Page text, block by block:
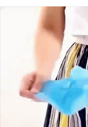
https://aftee.tw/terms/#terms3
３．未成年的使用者請事
「AFTEE先享後付」，若
４．使用「AFTEE先享後
時審查核予不同之上限額度
請求用戶進行身份認證。
５．嚴禁一人註冊多個帳號
恩沛科技股份有限公司將
SF Express 順豐速運 (中